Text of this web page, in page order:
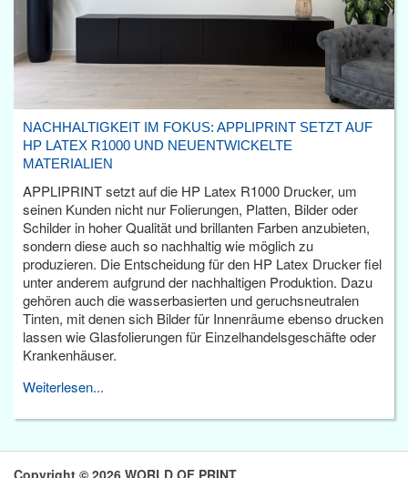
NACHHALTIGKEIT IM FOKUS: APPLIPRINT SETZT AUF
HP LATEX R1000 UND NEUENTWICKELTE
MATERIALIEN
APPLIPRINT setzt auf die HP Latex R1000 Drucker, um
seinen Kunden nicht nur Folierungen, Platten, Bilder oder
Schilder in hoher Qualität und brillanten Farben anzubieten,
sondern diese auch so nachhaltig wie möglich zu
produzieren. Die Entscheidung für den HP Latex Drucker fiel
unter anderem aufgrund der nachhaltigen Produktion. Dazu
gehören auch die wasserbasierten und geruchsneutralen
Tinten, mit denen sich Bilder für Innenräume ebenso drucken
lassen wie Glasfolierungen für Einzelhandelsgeschäfte oder
Krankenhäuser.
Weiterlesen...